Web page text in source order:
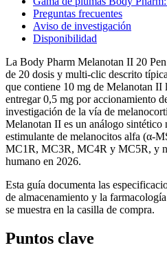
Preguntas frecuentes
Aviso de investigación
Disponibilidad
La Body Pharm Melanotan II 20
de 20 dosis y multi-clic descrito
que contiene 10 mg de Melanotan
entregar 0,5 mg por accionamiento
investigación de la vía de
Melanotan II es un análogo sintético
estimulante de melanocitos alfa (α-
MC1R, MC3R, MC4R y MC5R, y
humano en 2026.
Esta guía documenta las
de almacenamiento y la
se muestra en la casilla de compra.
Puntos clave